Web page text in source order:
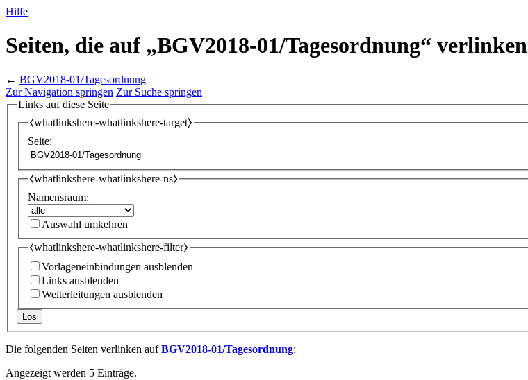
Hilfe
Seiten, die auf „BGV2018-01/Tagesordnung“ verlinken
← BGV2018-01/Tagesordnung
Zur Navigation springen Zur Suche springen
Links auf diese Seite
⧼whatlinkshere-whatlinkshere-target⧽
Seite:
⧼whatlinkshere-whatlinkshere-ns⧽
Namensraum:
Auswahl umkehren
⧼whatlinkshere-whatlinkshere-filter⧽
Vorlageneinbindungen ausblenden
Links ausblenden
Weiterleitungen ausblenden
Los
Die folgenden Seiten verlinken aufBGV2018-01/Tagesordnung:
Angezeigt werden 5 Einträge.